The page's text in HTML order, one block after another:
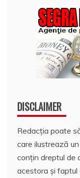
DISCLAIMER
Redacția poate
care ilustrează
conțin dreptul de
acestora și faptul